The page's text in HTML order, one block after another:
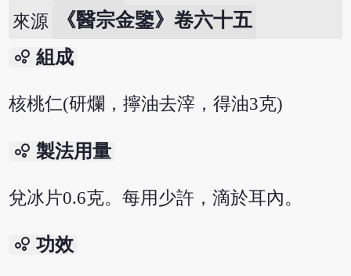
來源 《醫宗金鑒》卷六十五
bubble_chart 組成
核桃仁(研爛，擰油去滓，得油3克)
bubble_chart 製法用量
兌冰片0.6克。每用少許，滴於耳內。
bubble_chart 功效